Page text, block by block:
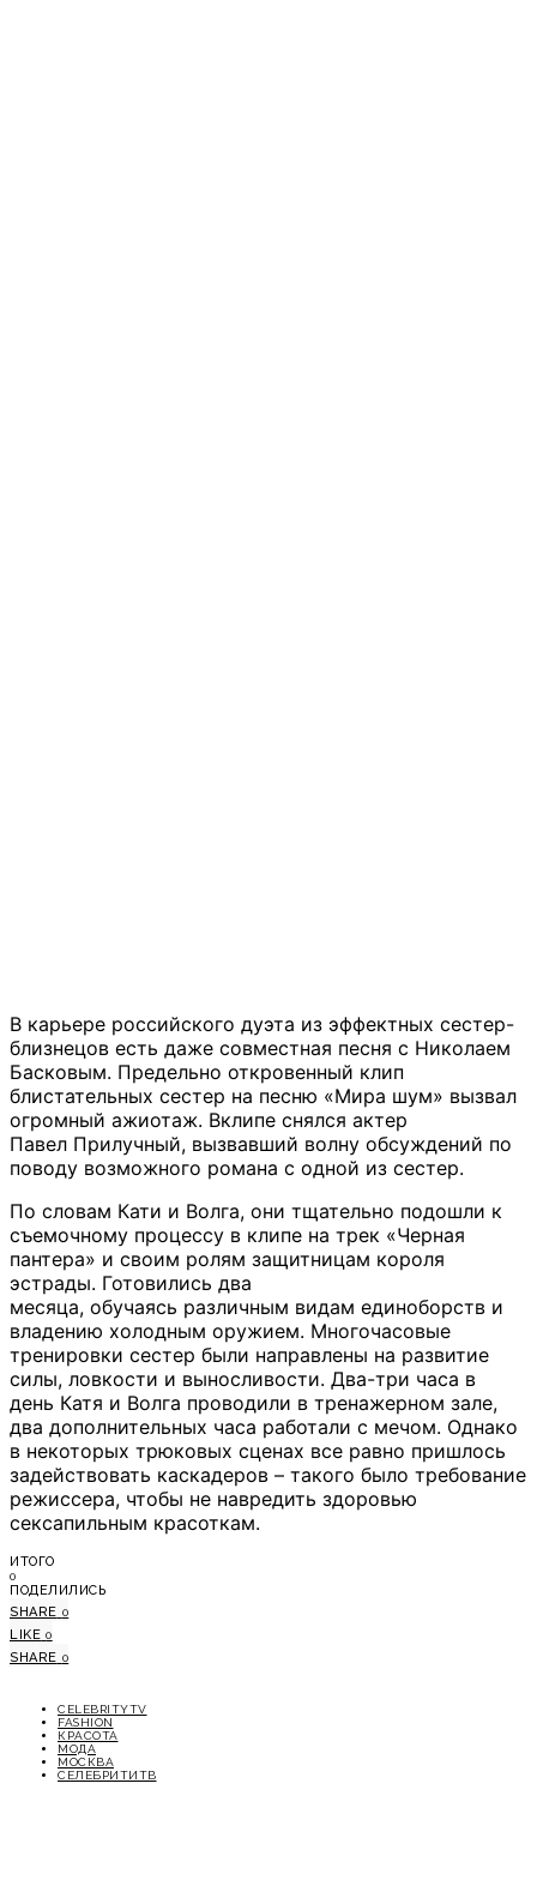
В карьере российского дуэта из эффектных сестер-
близнецов есть даже совместная песня с Николаем
Басковым. Предельно откровенный клип
блистательных сестер на песню «Мира шум» вызвал
огромный ажиотаж. Вклипе снялся актер
Павел Прилучный, вызвавший волну обсуждений по
поводу возможного романа с одной из сестер.
По словам Кати и Волга, они тщательно подошли к
съемочному процессу в клипе на трек «Черная
пантера» и своим ролям защитницам короля
эстрады. Готовились два
месяца, обучаясь различным видам единоборств и
владению холодным оружием. Многочасовые
тренировки сестер были направлены на развитие
силы, ловкости и выносливости. Два-три часа в
день Катя и Волга проводили в тренажерном зале,
два дополнительных часа работали с мечом. Однако
в некоторых трюковых сценах все равно пришлось
задействовать каскадеров – такого было требование
режиссера, чтобы не навредить здоровью
сексапильным красоткам.
ИТОГО
0
ПОДЕЛИЛИСЬ
SHARE 0
LIKE 0
SHARE 0
CELEBRITYTV
FASHION
КРАСОТА
МОДА
МОСКВА
СЕЛЕБРИТИТВ